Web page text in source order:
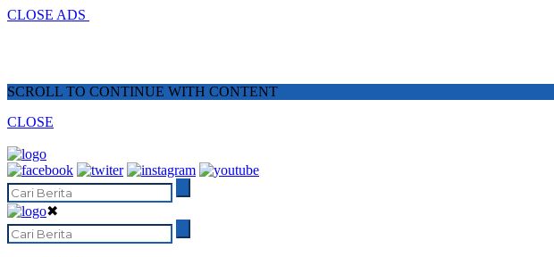
CLOSE ADS
SCROLL TO CONTINUE WITH CONTENT
CLOSE
✖